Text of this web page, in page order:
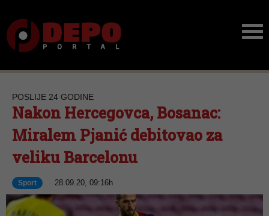
POSLIJE 24 GODINE
Nakon Hercegovca, Bosanac:
Miralem Pjanić debitovao za
veliku Barcelonu
Sport 28.09.20, 09:16h